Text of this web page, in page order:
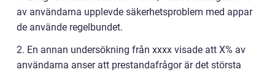
av användarna upplevde säkerhetsproblem med appar
de använde regelbundet.
2. En annan undersökning från xxxx visade att X% av
användarna anser att prestandafrågor är det största